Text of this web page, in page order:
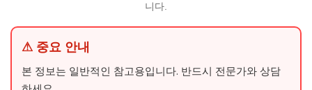
니다.
⚠ 중요 안내
본 정보는 일반적인 참고용입니다. 반드시 전문가와 상담